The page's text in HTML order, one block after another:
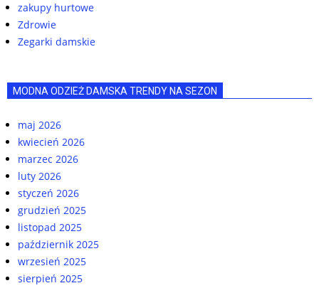
zakupy hurtowe
Zdrowie
Zegarki damskie
MODNA ODZIEŻ DAMSKA TRENDY NA SEZON
maj 2026
kwiecień 2026
marzec 2026
luty 2026
styczeń 2026
grudzień 2025
listopad 2025
październik 2025
wrzesień 2025
sierpień 2025